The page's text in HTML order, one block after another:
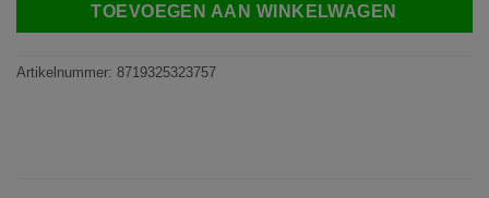
TOEVOEGEN AAN WINKELWAGEN
Artikelnummer: 8719325323757